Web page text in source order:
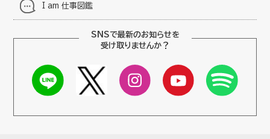
I am 仕事図鑑
SNSで最新のお知らせを
受け取りませんか？